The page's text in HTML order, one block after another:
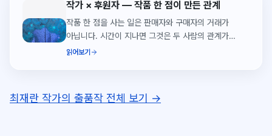
작가 × 후원자 — 작품 한 점이 만든 관계
작품 한 점을 사는 일은 판매자와 구매자의 거래가
아닙니다. 시간이 지나면 그것은 두 사람의 관계가
됩니다. 씨앗페에서 만난 작가와 후원자의 2년간 대화.
읽어보기
최재란 작가의 출품작 전체 보기 →